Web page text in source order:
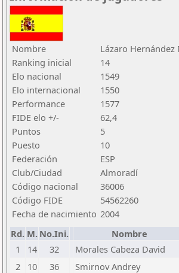
Nombre
Lázaro Hernández
Ranking inicial
14
Elo nacional
1549
Elo internacional
1550
Performance
1577
FIDE elo +/-
62,4
Puntos
5
Puesto
10
Federación
ESP
Club/Ciudad
Almoradí
Código nacional
36006
Código FIDE
54562260
Fecha de nacimiento 2004
Rd. M. No.Ini. Nombre
1
14 32 Morales Cabeza David
2
10 36 Smirnov Andrey